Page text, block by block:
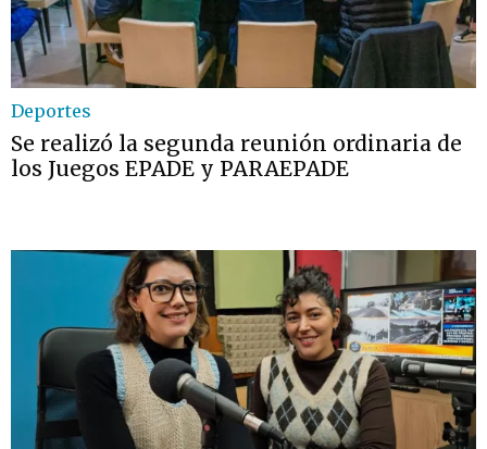
Deportes
Se realizó la segunda reunión ordinaria de
los Juegos EPADE y PARAEPADE